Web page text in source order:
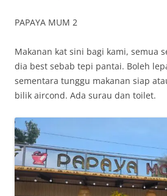
PAPAYA MUM 2
Makanan kat sini bagi kami, semua
dia best sebab tepi pantai. Boleh
sementara tunggu makanan siap
bilik aircond. Ada surau dan toilet.